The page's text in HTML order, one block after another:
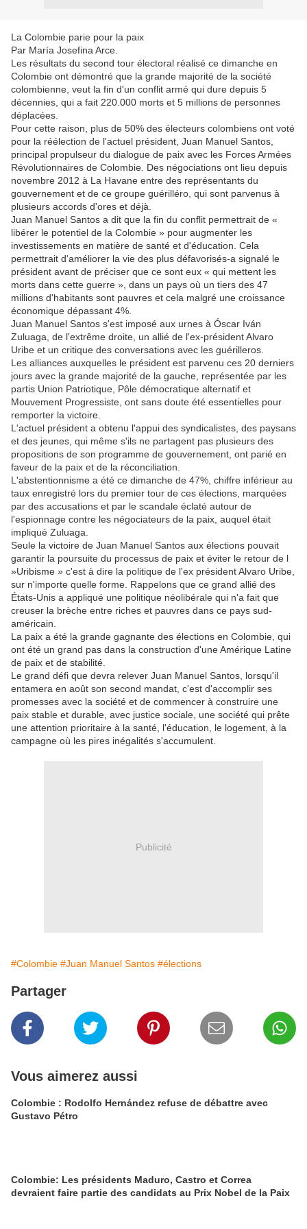
La Colombie parie pour la paix
Par María Josefina Arce.
Les résultats du second tour électoral réalisé ce dimanche en
Colombie ont démontré que la grande majorité de la société
colombienne, veut la fin d'un conflit armé qui dure depuis 5
décennies, qui a fait 220.000 morts et 5 millions de personnes
déplacées.
Pour cette raison, plus de 50% des électeurs colombiens ont voté
pour la réélection de l'actuel président, Juan Manuel Santos,
principal propulseur du dialogue de paix avec les Forces Armées
Révolutionnaires de Colombie. Des négociations ont lieu depuis
novembre 2012 à La Havane entre des représentants du
gouvernement et de ce groupe guérilléro, qui sont parvenus à
plusieurs accords d'ores et déjà.
Juan Manuel Santos a dit que la fin du conflit permettrait de «
libérer le potentiel de la Colombie » pour augmenter les
investissements en matière de santé et d'éducation. Cela
permettrait d'améliorer la vie des plus défavorisés-a signalé le
président avant de préciser que ce sont eux « qui mettent les
morts dans cette guerre », dans un pays où un tiers des 47
millions d'habitants sont pauvres et cela malgré une croissance
économique dépassant 4%.
Juan Manuel Santos s'est imposé aux urnes à Óscar Iván
Zuluaga, de l'extrême droite, un allié de l'ex-président Alvaro
Uribe et un critique des conversations avec les guérilleros.
Les alliances auxquelles le président est parvenu ces 20 derniers
jours avec la grande majorité de la gauche, représentée par les
partis Union Patriotique, Pôle démocratique alternatif et
Mouvement Progressiste, ont sans doute été essentielles pour
remporter la victoire.
L'actuel président a obtenu l'appui des syndicalistes, des paysans
et des jeunes, qui même s'ils ne partagent pas plusieurs des
propositions de son programme de gouvernement, ont parié en
faveur de la paix et de la réconciliation.
L'abstentionnisme a été ce dimanche de 47%, chiffre inférieur au
taux enregistré lors du premier tour de ces élections, marquées
par des accusations et par le scandale éclaté autour de
l'espionnage contre les négociateurs de la paix, auquel était
impliqué Zuluaga.
Seule la victoire de Juan Manuel Santos aux élections pouvait
garantir la poursuite du processus de paix et éviter le retour de l
»Uribisme » c'est à dire la politique de l'ex président Alvaro Uribe,
sur n'importe quelle forme. Rappelons que ce grand allié des
États-Unis a appliqué une politique néolibérale qui n'a fait que
creuser la brèche entre riches et pauvres dans ce pays sud-
américain.
La paix a été la grande gagnante des élections en Colombie, qui
ont été un grand pas dans la construction d'une Amérique Latine
de paix et de stabilité.
Le grand défi que devra relever Juan Manuel Santos, lorsqu'il
entamera en août son second mandat, c'est d'accomplir ses
promesses avec la société et de commencer à construire une
paix stable et durable, avec justice sociale, une société qui prête
une attention prioritaire à la santé, l'éducation, le logement, à la
campagne où les pires inégalités s'accumulent.
Publicité
#Colombie #Juan Manuel Santos #élections
Partager
Vous aimerez aussi
Colombie : Rodolfo Hernández refuse de débattre avec
Gustavo Pétro
Colombie: Les présidents Maduro, Castro et Correa
devraient faire partie des candidats au Prix Nobel de la Paix